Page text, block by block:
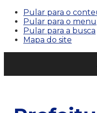
Pular para o
Pular para o menu
Pular para a busca
Mapa do site